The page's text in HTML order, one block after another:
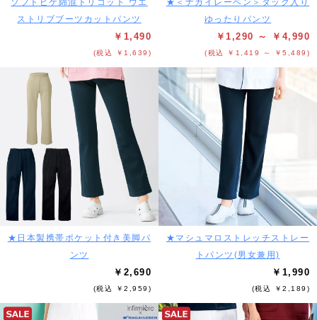
ソフトピケ綿混トリコット ウエ
ストリブブーツカットパンツ
￥1,490
(税込 ￥1,639)
★＜ナガイレーベン＞タック入り
ゆったりパンツ
￥1,290 ～ ￥4,990
(税込 ￥1,419 ～ ￥5,489)
★日本製携帯ポケット付き美脚パ
ンツ
￥2,690
(税込 ￥2,959)
★マシュマロストレッチストレー
トパンツ(男女兼用)
￥1,990
(税込 ￥2,189)